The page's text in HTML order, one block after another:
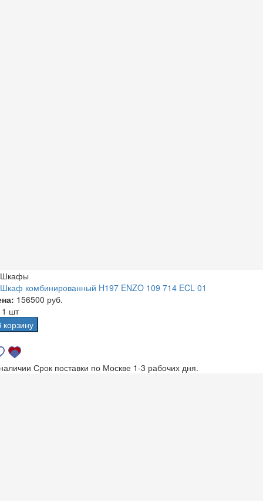
Шкафы
Шкаф комбинированный H197 ENZO 109 714 ECL 01
156500 руб.
1 шт
корзину
Срок поставки по Москве 1-3 рабочих дня.